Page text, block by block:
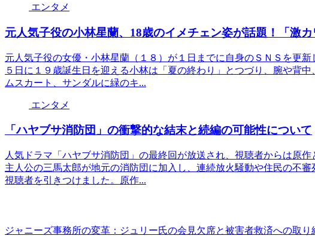
エンタメ
元人気子役の小林星蘭、18歳のイメチェン姿が話題！「激
元人気子役の女優・小林星蘭（１８）が１日までに自身のＳＮＳを更
５日に１９歳誕生日を迎える小林は「夏の終わり」とつづり、腕や背
ムスカート、サンダルに緑のキ...
エンタメ
「ハヤブサ消防団」の衝撃的な結末と続編の可能性について
人気ドラマ「ハヤブサ消防団」の最終回が放送され、視聴者からは原
主人公の三馬太郎が地元の消防団に加入し、連続放火騒動や住民の不審
視聴者を引きつけました。原作...
ジャニーズ事務所の変革：ジュリー氏の会見欠席と被害者救済への取り